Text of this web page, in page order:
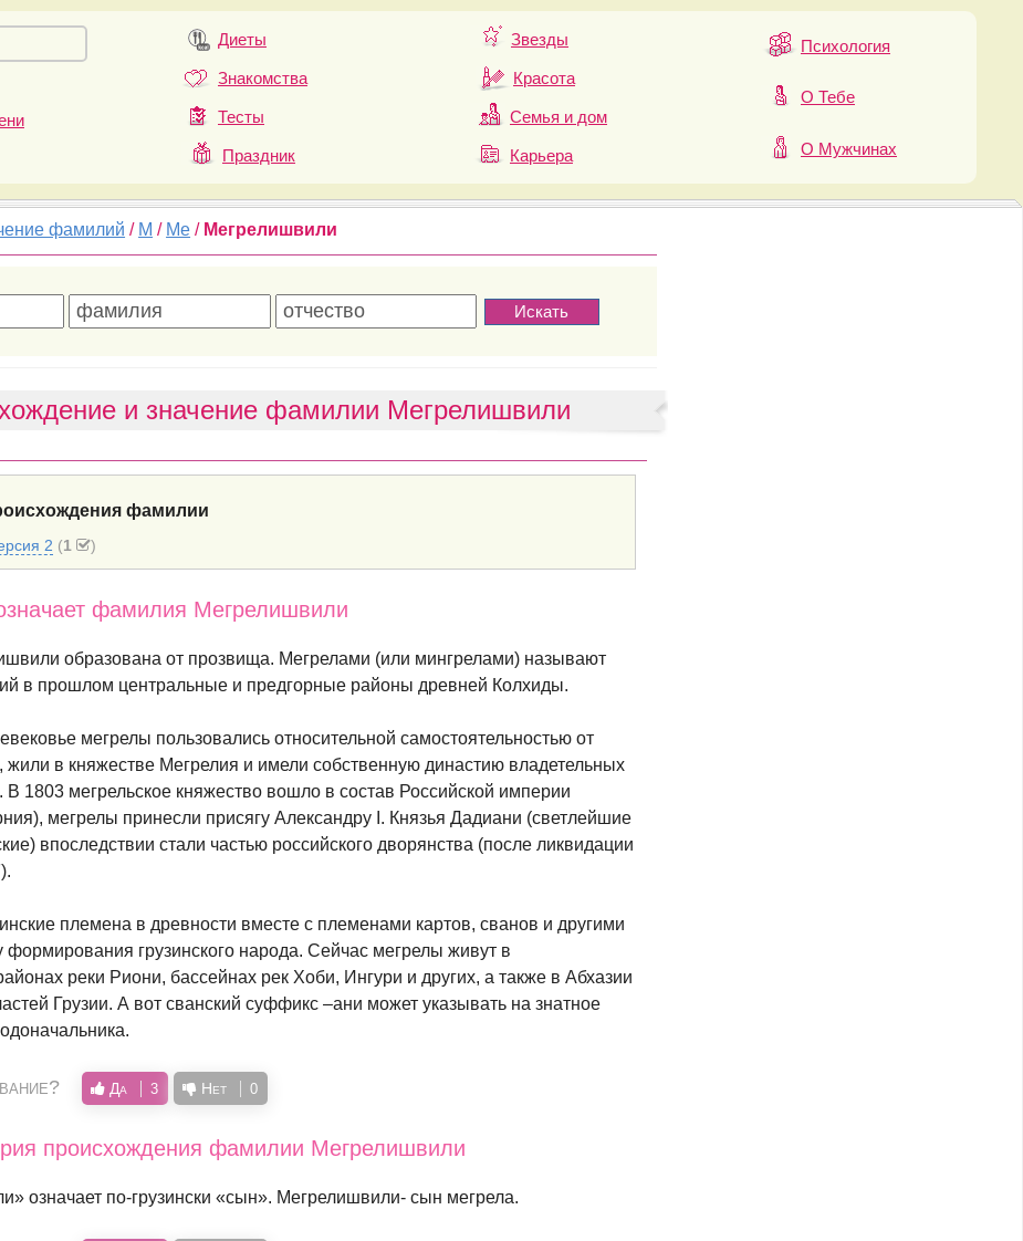
Диеты
Знакомства
Тесты
Праздник
Звезды
Красота
Семья и дом
Карьера
Психология
О Тебе
О Мужчинах
фамилий / М / Ме / Мегрелишвили
и значение фамилии Мегрелишвили
фамилии
2 (1 )
фамилия Мегрелишвили
образована от прозвища. Мегрелами (или мингрелами) называют
в прошлом центральные и предгорные районы древней Колхиды.
мегрелы пользовались относительной самостоятельностью от
жили в княжестве Мегрелия и имели собственную династию владетельных
В 1803 мегрельское княжество вошло в состав Российской империи
мегрелы принесли присягу Александру I. Князья Дадиани (светлейшие
впоследствии стали частью российского дворянства (после ликвидации
племена в древности вместе с племенами картов, сванов и другими
формирования грузинского народа. Сейчас мегрелы живут в
реки Риони, бассейнах рек Хоби, Ингури и других, а также в Абхазии
Грузии. А вот сванский суффикс –ани может указывать на знатное
Да 3 Нет 0
происхождения фамилии Мегрелишвили
означает по-грузински «сын». Мегрелишвили- сын мегрела.